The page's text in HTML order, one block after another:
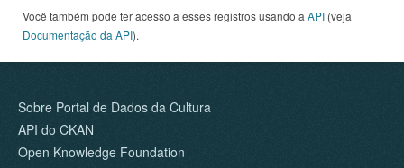
Você também pode ter acesso a esses registros usando a API (veja
Documentação da API).
Sobre Portal de Dados da Cultura
API do CKAN
Open Knowledge Foundation